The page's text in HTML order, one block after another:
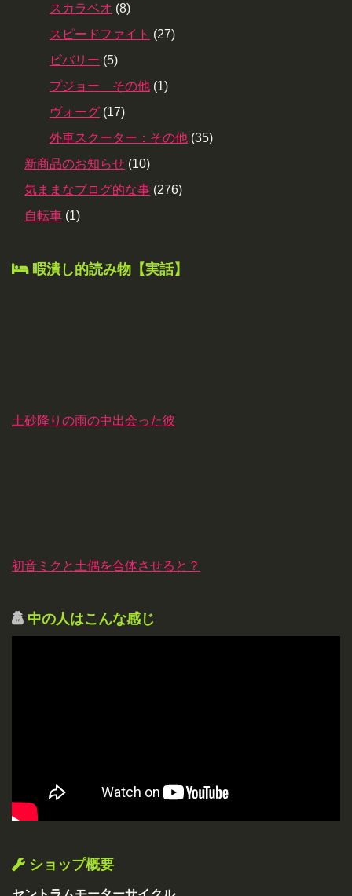
スカラベオ (8)
スピードファイト (27)
ビバリー (5)
プジョー その他 (1)
ヴォーグ (17)
外車スクーター：その他 (35)
新商品のお知らせ (10)
気ままなブログ的な事 (276)
自転車 (1)
暇潰し的読み物【実話】
土砂降りの雨の中出会った彼
初音ミクと土偶を合体させると？
中の人はこんな感じ
ショップ概要